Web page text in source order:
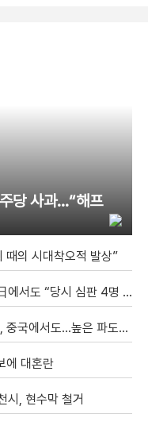
당 사과…“해프
의 시대착오적 발상”
“당시 심판 4명 조사 착수”
에 휩쓸려 9세 아이 실종 [현장영상]
에 대혼란
시, 현수막 철거